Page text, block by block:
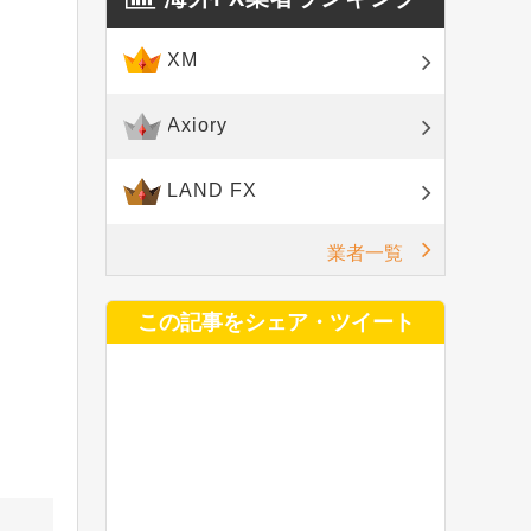
XM
Axiory
LAND FX
業者一覧
この記事をシェア・ツイート